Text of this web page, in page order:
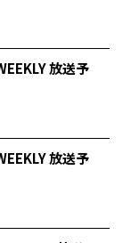
放送予
放送予